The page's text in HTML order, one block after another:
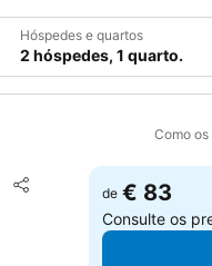
Hóspedes e quartos
2 hóspedes, 1 quarto.
Como
Partilhar
Adicionar aos
de € 83
Consulte os